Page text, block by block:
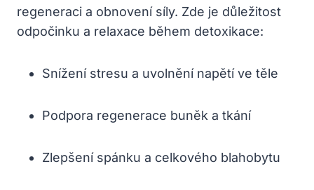
regeneraci a obnovení síly. Zde je důležitost
odpočinku a relaxace během detoxikace:
Snížení stresu a uvolnění napětí ve těle
Podpora regenerace buněk a tkání
Zlepšení spánku a celkového blahobytu